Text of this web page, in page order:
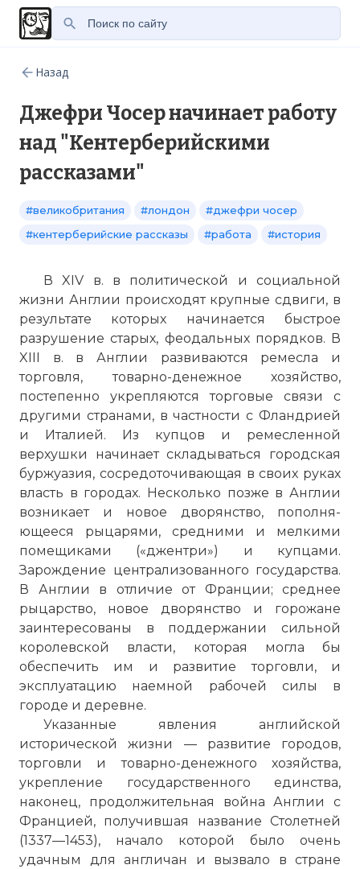
Назад
Джефри Чосер начинает работу
над "Кентерберийскими
рассказами"
#великобритания #лондон
#джефри чосер
#кентерберийские рассказы
#работа #история
В XIV в. в политической и социальной
жизни Англии происходят крупные сдвиги, в
результате которых начинается быстрое
разрушение старых, феодальных порядков. В
XIII в. в Англии развиваются ремесла и
торговля, товарно-денежное хозяйство,
постепенно укрепляются торговые связи с
другими странами, в частности с Фландрией
и Италией. Из купцов и ремесленной
верхушки начинает складываться городская
буржуазия, сосредото­чивающая в своих руках
власть в городах. Несколько позже в Англии
возникает и новое дворянство, пополня­
ющееся рыцарями, средними и мелкими
помещиками («джентри») и купцами.
Зарождение централизованного государства.
В Англии в отличие от Франции; среднее
рыцарство, новое дворянство и горожане
заинтересованы в поддер­жании сильной
королевской власти, которая могла бы
обеспечить им и развитие торговли, и
эксплуатацию наемной рабочей силы в
городе и деревне.
Указанные явления английской
исторической жизни — развитие городов,
торговли и товарно-денежного хозяйства,
укрепление государственного единства,
наконец, продолжительная война Англии с
Францией, получившая название Столетней
(1337—1453), начало которой было очень
удачным для англичан и вызвало в стране